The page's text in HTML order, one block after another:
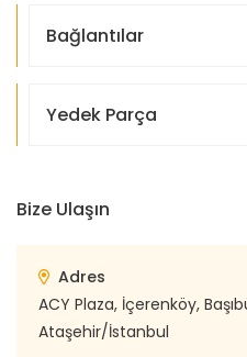
Bağlantılar
Yedek Parça
Bize Ulaşın
Adres
ACY Plaza, İçerenköy,
Ataşehir/İstanbul